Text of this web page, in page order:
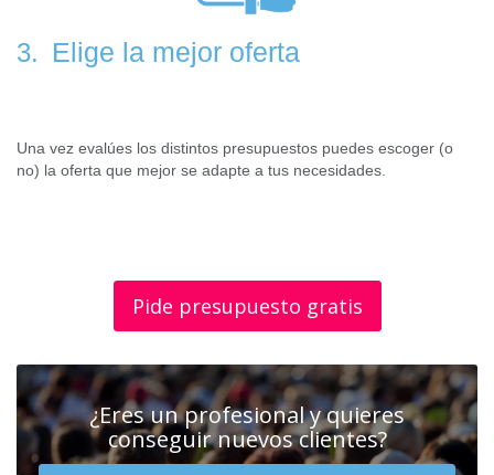
3. Elige la mejor oferta
Una vez evalúes los distintos presupuestos puedes escoger (o
no) la oferta que mejor se adapte a tus necesidades.
Pide presupuesto gratis
¿Eres un profesional y quieres
conseguir nuevos clientes?